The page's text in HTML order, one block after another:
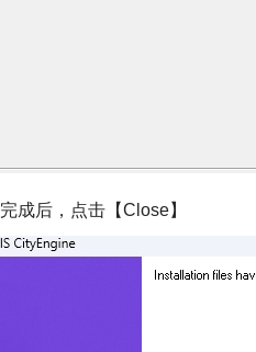
成后，点击【Close】